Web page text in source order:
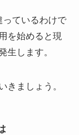
ているわけで
を始めると現
生します。
きましょう。